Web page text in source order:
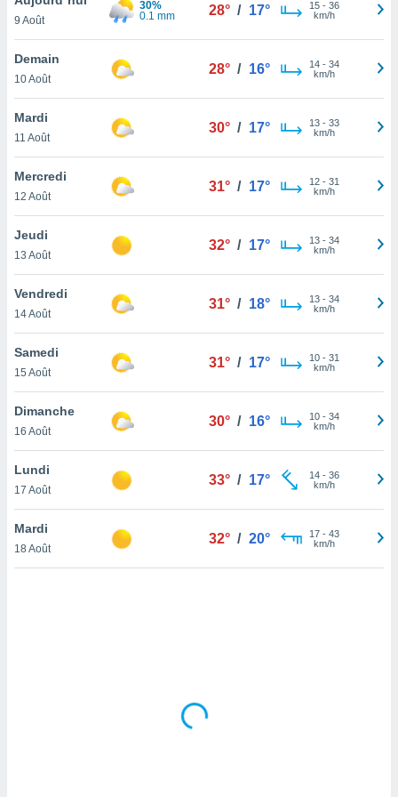
et
»,
au
vous
qu'ils
ou
le
ainsi
un
la
du
en
de
9 Août
30%
0.1 mm
28° / 17° 15- 36
km/h
Demain
10 Août
28° / 16° 14- 34
km/h
Mardi
11 Août
30° / 17° 13- 33
km/h
Mercredi
12 Août
31° / 17° 12- 31
km/h
Jeudi
13 Août
32° / 17° 13- 34
km/h
Vendredi
14 Août
31° / 18° 13- 34
km/h
Samedi
15 Août
31° / 17° 10- 31
km/h
Dimanche
16 Août
30° / 16° 10- 34
km/h
Lundi
17 Août
33° / 17° 14- 36
km/h
Mardi
18 Août
32° / 20° 17- 43
km/h